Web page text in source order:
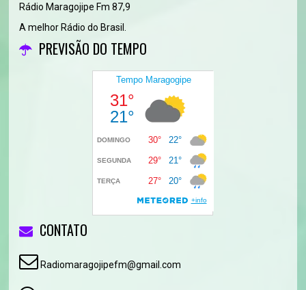
Rádio Maragojipe Fm 87,9
A melhor Rádio do Brasil.
PREVISÃO DO TEMPO
CONTATO
Radiomaragojipefm@gmail.com